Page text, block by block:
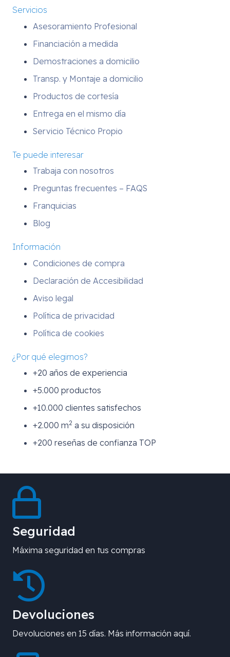
Servicios
Asesoramiento Profesional
Financiación a medida
Demostraciones a domicilio
Transp. y Montaje a domicilio
Productos de cortesía
Entrega en el mismo día
Servicio Técnico Propio
Te puede interesar
Trabaja con nosotros
Preguntas frecuentes – FAQS
Franquicias
Blog
Información
Condiciones de compra
Declaración de Accesibilidad
Aviso legal
Política de privacidad
Política de cookies
¿Por qué elegirnos?
+20 años de experiencia
+5.000 productos
+10.000 clientes satisfechos
+2.000 m2 a su disposición
+200 reseñas de confianza TOP
Seguridad
Máxima seguridad en tus compras
Devoluciones
Devoluciones en 15 días. Más información aquí.